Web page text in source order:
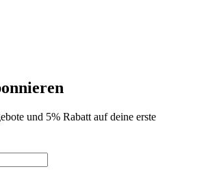
und 5% Rabatt auf deine erste